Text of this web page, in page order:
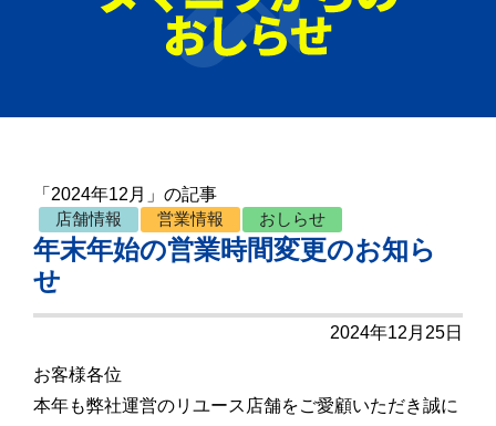
「2024年12月」の記事
店舗情報
営業情報 おしらせ
年末年始の営業時間変更のお知ら
せ
2024年12月25日
お客様各位
本年も弊社運営のリユース店舗をご愛顧いただき誠に